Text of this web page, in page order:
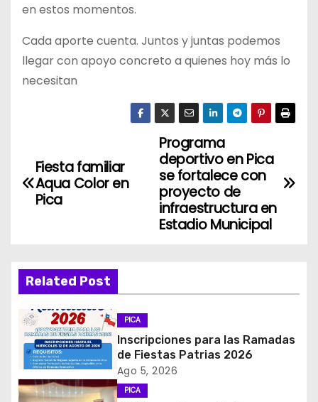
en estos momentos.
Cada aporte cuenta. Juntos y juntas podemos
llegar con apoyo concreto a quienes hoy más lo
necesitan
a
g
a
c
i
ó
Programa
deportivo en Pica
se fortalece con
proyecto de
infraestructura en
Estadio Municipal
Fiesta familiar
Aqua Color en
Pica
Related Post
PICA
Inscripciones para las Ramadas
de Fiestas Patrias 2026
Ago 5, 2026
PICA